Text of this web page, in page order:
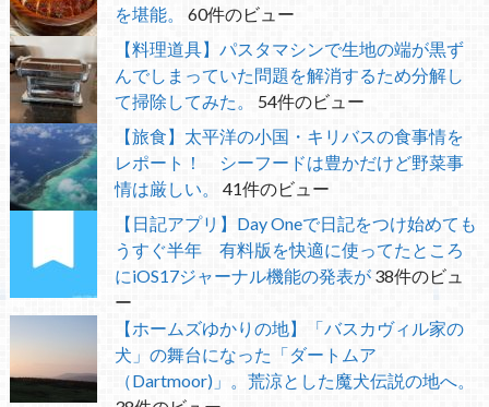
を堪能。
60件のビュー
【料理道具】パスタマシンで生地の端が黒ず
んでしまっていた問題を解消するため分解し
て掃除してみた。
54件のビュー
【旅食】太平洋の小国・キリバスの食事情を
レポート！ シーフードは豊かだけど野菜事
情は厳しい。
41件のビュー
【日記アプリ】Day Oneで日記をつけ始めても
うすぐ半年 有料版を快適に使ってたところ
にiOS17ジャーナル機能の発表が 38件のビュ
ー
【ホームズゆかりの地】「バスカヴィル家の
犬」の舞台になった「ダートムア
（Dartmoor)」。荒涼とした魔犬伝説の地へ。